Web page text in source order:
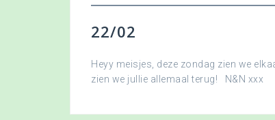
22/02
Heyy meisjes, deze zondag zien we
zien we jullie allemaal terug! N&N xxx